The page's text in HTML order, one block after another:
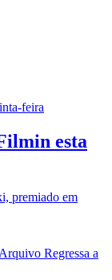
esta
premiado em